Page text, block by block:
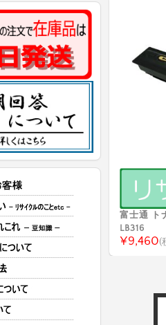
富士通 ト
LB316
¥9,460(